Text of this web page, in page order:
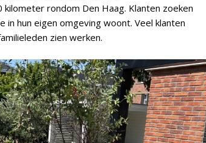
rondom Den Haag. Klanten zoeken
hun eigen omgeving woont. Veel klanten
zien werken.